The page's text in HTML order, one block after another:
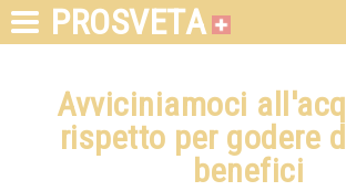
PROSVETA
Avviciniamoci
rispetto per godere
benefici